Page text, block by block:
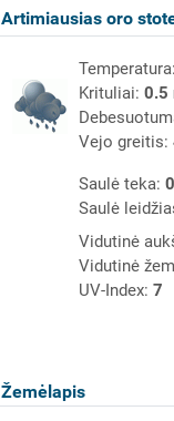
Artimiausias oro
Temperatura:
Krituliai: 0.5
Vejo greitis:
Saulė teka:
Saulė
Vidutinė
Vidutinė
UV-Index: 7
Žemėlapis